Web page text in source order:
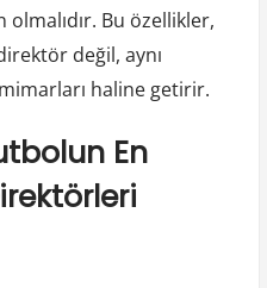
Bu özellikler,
değil, aynı
haline getirir.
En